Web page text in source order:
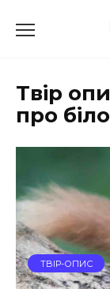
до
Твір
про
ТВІР-ОПИС